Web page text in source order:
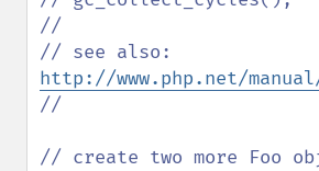
//
http://www.php.net/
//
// create two more Foo